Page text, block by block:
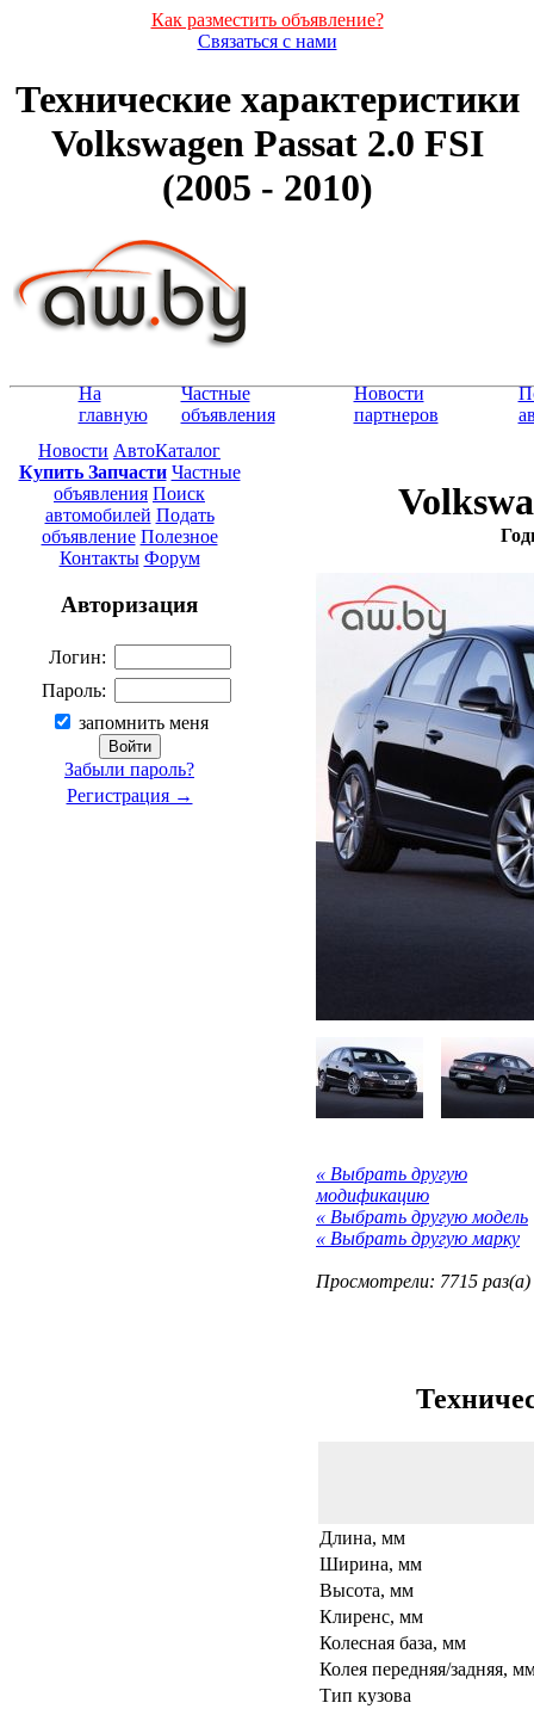
Как разместить объявление?
Связаться с нами
Технические характеристики
Volkswagen Passat 2.0 FSI
(2005 - 2010)
На
главную
Частные
объявления
Новости
партнеров
Новости АвтоКаталог
Купить Запчасти Частные
объявления Поиск
автомобилей Подать
объявление Полезное
Контакты Форум
Авторизация
Логин:
Пароль:
запомнить меня
Забыли пароль?
Регистрация →
« Выбрать другую
модификацию
« Выбрать другую модель
« Выбрать другую марку
Просмотрели: 7715 раз(а)
Длина, мм
Ширина, мм
Высота, мм
Клиренс, мм
Колесная база, мм
Колея передняя/задняя,
Тип кузова